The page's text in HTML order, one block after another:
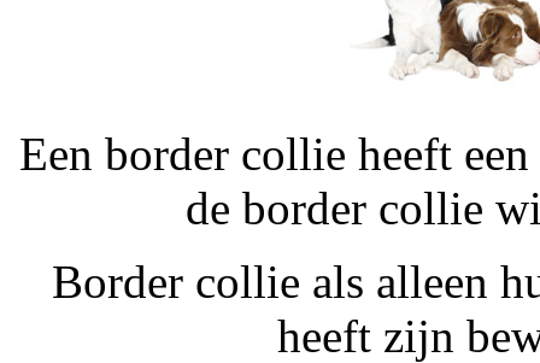
Een border collie heeft
de border collie
Border collie als alleen
heeft zijn